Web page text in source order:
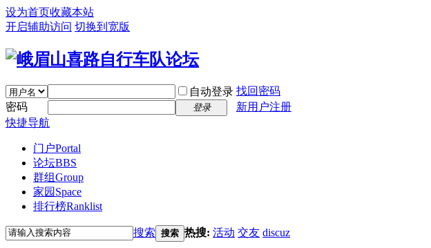
设为首页收藏本站
开启辅助访问 切换到宽版
自动登录 找回密码
密码
登录
新用户注册
快捷导航
门户Portal
论坛BBS
群组Group
家园 Space
排行榜Ranklist
搜索 搜索 热搜: 活动 交友 discuz